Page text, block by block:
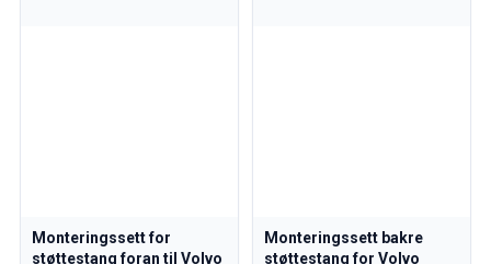
Monteringssett for
støttestang foran til Volvo
Monteringssett bakre
støttestang for Volvo